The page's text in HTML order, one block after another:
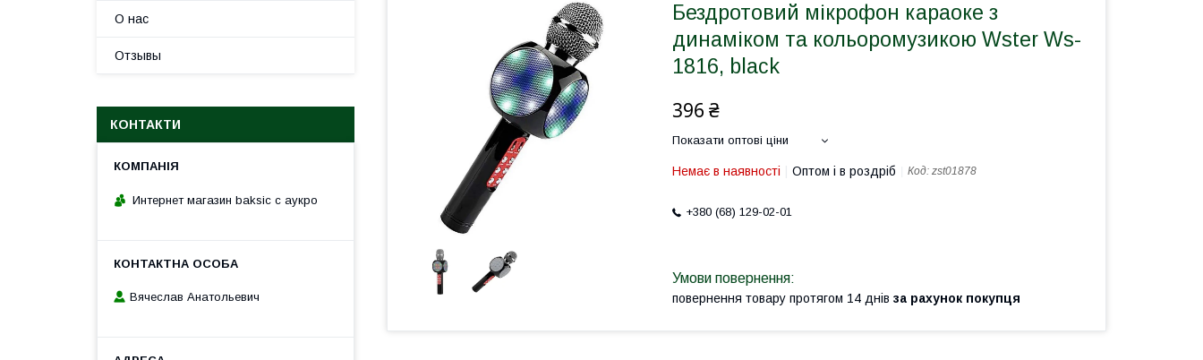
Бездротовий мікрофон караоке з
динаміком та кольоромузикою Wster Ws-
1816, black
396 ₴
Показати оптові ціни
Немає в наявності Оптом і в роздріб Код: zst01878
+380 (68) 129-02-01
повернення товару протягом 14 днів за рахунок покупця
О нас
Отзывы
КОНТАКТИ
Интернет магазин baksic с аукро
Вячеслав Анатольевич